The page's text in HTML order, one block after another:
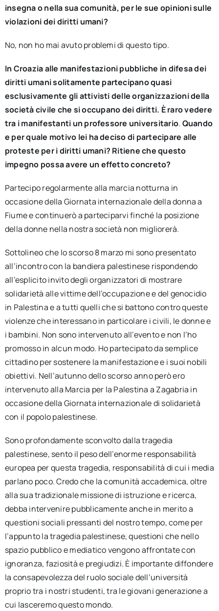
insegna o nella sua comunità, per le sue opinioni sulle
violazioni dei diritti umani?
No, non ho mai avuto problemi di questo tipo.
In Croaziaalle manifestazioni pubbliche in difesa dei
diritti umanisolitamente partecipano quasi
esclusivamente gli attivisti delle organizzazionidella
societàcivile che sioccupanodeidiritti. È raro vedere
tra i manifestanti un professore universitario. Quando
e per quale motivo lei ha decisodi partecipare alle
proteste peri diritti umani? Ritiene che questo
impegno possa avere un effetto concreto?
Partecipo regolarmente alla marcia notturna in
occasione della Giornata internazionale della donna a
Fiume e continuerò a parteciparvi finché la posizione
della donne nella nostra società non migliorerà.
Sottolineo che lo scorso 8 marzo mi sono presentato
all’incontro con la bandiera palestinese rispondendo
all’esplicito invito degli organizzatori di mostrare
solidarietà alle vittime dell’occupazione e del genocidio
in Palestina e a tutti quelli che si battono contro queste
violenze che interessano in particolare i civili, le donne e
i bambini. Non sono intervenuto all’evento e non l’ho
promosso in alcun modo. Ho partecipato da semplice
cittadino per sostenere la manifestazione e i suoi nobili
obiettivi. Nell’autunno dello scorso anno però ero
intervenuto alla Marcia per la Palestina a Zagabria in
occasione della Giornata internazionale di solidarietà
con il popolo palestinese.
Sono profondamente sconvolto dalla tragedia
palestinese, sento il peso dell’enorme responsabilità
europea per questa tragedia, responsabilità di cui i media
parlano poco. Credo che la comunità accademica, oltre
alla sua tradizionale missione di istruzione e ricerca,
debba intervenire pubblicamente anche in merito a
questioni sociali pressanti del nostro tempo, come per
l’appunto la tragedia palestinese, questioni che nello
spazio pubblico e mediatico vengono affrontate con
ignoranza, faziosità e pregiudizi. È importante diffondere
la consapevolezza del ruolo sociale dell’università
proprio tra i nostri studenti, tra le giovani generazione a
cui lasceremo questo mondo.